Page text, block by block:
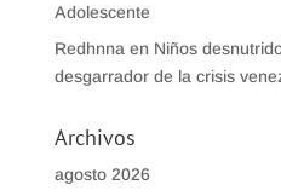
Adolescente
Redhnna en Niños
desgarrador de la crisis
Archivos
agosto 2026